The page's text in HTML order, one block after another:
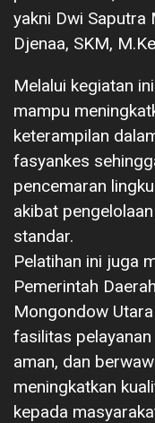
yakni Dwi Saputra
Djenaa, SKM,
Melalui kegiatan
mampu
keterampilan
fasyankes
pencemaran
akibat
standar.
Pelatihan ini juga
Pemerintah
Mongondow
fasilitas
aman, dan
meningkatkan
kepada